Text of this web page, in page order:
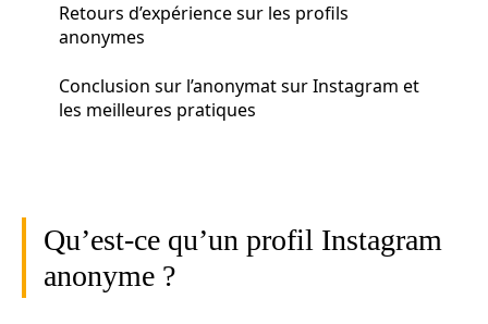
Retours d’expérience sur les profils
anonymes
Conclusion sur l’anonymat sur Instagram et
les meilleures pratiques
Qu’est-ce qu’un profil Instagram
anonyme ?